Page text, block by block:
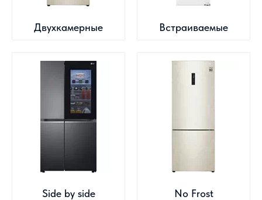
Двухкамерные Встраиваемые
Side by side No Frost